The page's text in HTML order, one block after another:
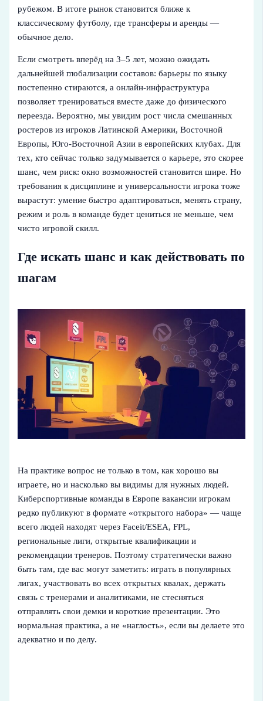
рубежом. В итоге рынок становится ближе к
классическому футболу, где трансферы и аренды —
обычное дело.
Если смотреть вперёд на 3–5 лет, можно ожидать
дальнейшей глобализации составов: барьеры по языку
постепенно стираются, а онлайн‑инфраструктура
позволяет тренироваться вместе даже до физического
переезда. Вероятно, мы увидим рост числа смешанных
ростеров из игроков Латинской Америки, Восточной
Европы, Юго‑Восточной Азии в европейских клубах. Для
тех, кто сейчас только задумывается о карьере, это скорее
шанс, чем риск: окно возможностей становится шире. Но
требования к дисциплине и универсальности игрока тоже
вырастут: умение быстро адаптироваться, менять страну,
режим и роль в команде будет цениться не меньше, чем
чисто игровой скилл.
Где искать шанс и как действовать по
шагам
На практике вопрос не только в том, как хорошо вы
играете, но и насколько вы видимы для нужных людей.
Киберспортивные команды в Европе вакансии игрокам
редко публикуют в формате «открытого набора» — чаще
всего людей находят через Faceit/ESEA, FPL,
региональные лиги, открытые квалификации и
рекомендации тренеров. Поэтому стратегически важно
быть там, где вас могут заметить: играть в популярных
лигах, участвовать во всех открытых квалах, держать
связь с тренерами и аналитиками, не стесняться
отправлять свои демки и короткие презентации. Это
нормальная практика, а не «наглость», если вы делаете это
адекватно и по делу.